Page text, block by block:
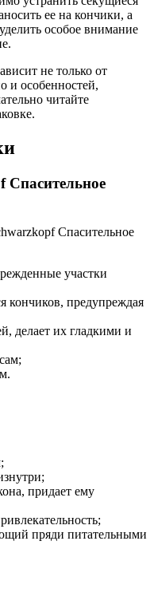
ее на кончики, а
особое внимание
не только от
и особенностей,
читайте
Спасительное
участки
кончиков, предупреждая
делает их гладкими и
придает ему
пряди питательными